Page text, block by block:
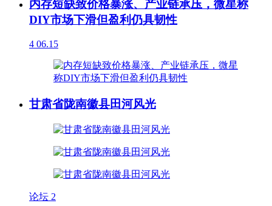
内存短缺致价格暴涨、产业链承压，微星称
DIY市场下滑但盈利仍具韧性
4 06.15
甘肃省陇南徽县田河风光
论坛 2